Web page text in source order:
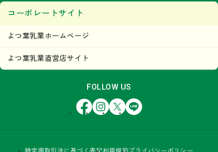
コーポレートサイト
よつ葉乳業ホームページ
よつ葉乳業直営店サイト
FOLLOW US
FacebookInstagram
X LINE